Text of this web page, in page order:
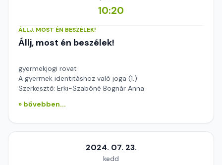
10:20
ÁLLJ, MOST ÉN BESZÉLEK!
Állj, most én beszélek!
gyermekjogi rovat
A gyermek identitáshoz való joga (1.)
Szerkesztő: Erki-Szabóné Bognár Anna
» bővebben...
2024. 07. 23.
kedd